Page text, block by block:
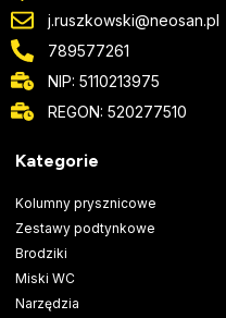
j.ruszkowski@neosan.pl
789577261
NIP: 5110213975
REGON: 520277510
Kategorie
Kolumny prysznicowe
Zestawy podtynkowe
Brodziki
Miski WC
Narzędzia